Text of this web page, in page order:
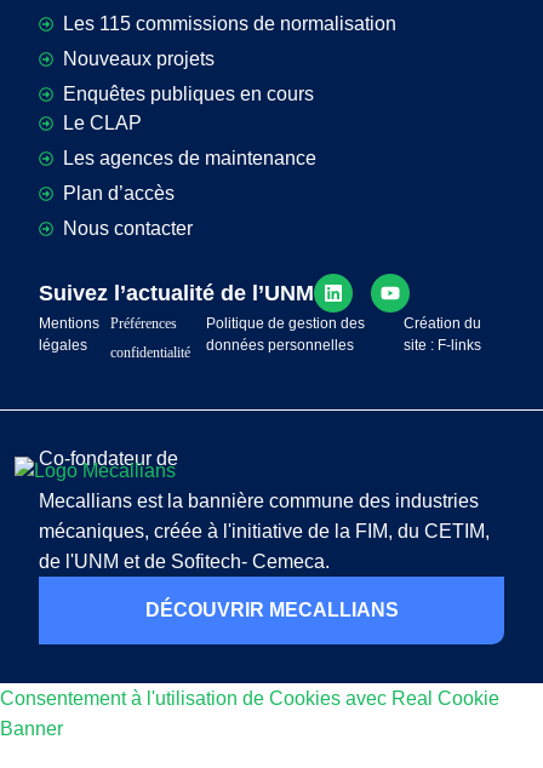
Les 115 commissions de normalisation
Nouveaux projets
Enquêtes publiques en cours
Le CLAP
Les agences de maintenance
Plan d’accès
Nous contacter
Suivez l’actualité de l’UNM
Mentions
légales
Préférences
confidentialité
Politique de gestion des
données personnelles
Création du
site : F-links
Co-fondateur de
Mecallians est la bannière commune des industries
mécaniques, créée à l'initiative de la FIM, du CETIM,
de l'UNM et de Sofitech- Cemeca.
DÉCOUVRIR MECALLIANS
Consentement à l'utilisation de Cookies avec Real Cookie
Banner